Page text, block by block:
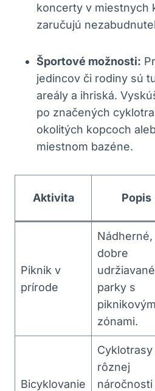
koncerty v⁤ miestnych
zaručujú
Športové‍ možnosti:
⁤jedincov či ‍rodiny sú
areály a ⁢ihriská.
po značených
‍okolitých kopcoch
miestnom ⁣bazéne.​
Aktivita Popis
Piknik v
prírode
Nádherné,⁢
dobre
udržiavané‌
parky s
zónami.
Bicyklovanie
Cyklotrasy
rôznej
náročnosti